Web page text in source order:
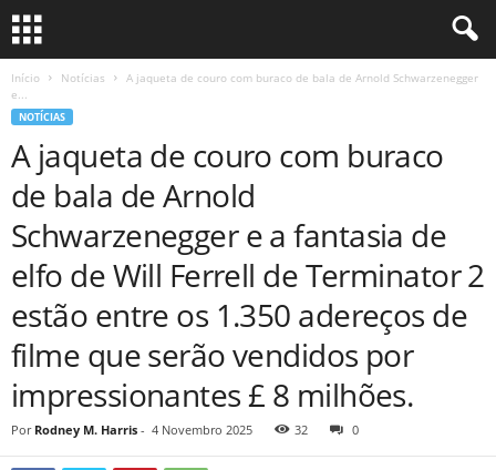
Início Notícias
A jaqueta de couro com buraco de bala de Arnold Schwarzenegger
e...
NOTÍCIAS
A jaqueta de couro com buraco
de bala de Arnold
Schwarzenegger e a fantasia de
elfo de Will Ferrell de Terminator 2
estão entre os 1.350 adereços de
filme que serão vendidos por
impressionantes £ 8 milhões.
Por Rodney M. Harris - 4 Novembro 2025 32 0